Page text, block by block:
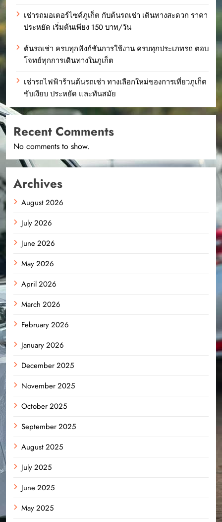
เช่ารถมอเตอร์ไซค์ภูเก็ต กับต้นรถเช่า เดินทางสะดวก ราคา
ประหยัด เริ่มต้นเพียง 150 บาท/วัน
ต้นรถเช่า ครบทุกฟังก์ชันการใช้งาน ครบทุกประเภทรถ ตอบ
โจทย์ทุกการเดินทางในภูเก็ต
เช่ารถไฟฟ้าร้านต้นรถเช่า ทางเลือกใหม่ของการเที่ยวภูเก็ต
ขับเงียบ ประหยัด และทันสมัย
Recent Comments
No comments to show.
Archives
August 2026
July 2026
June 2026
May 2026
April 2026
March 2026
February 2026
January 2026
December 2025
November 2025
October 2025
September 2025
August 2025
July 2025
June 2025
May 2025